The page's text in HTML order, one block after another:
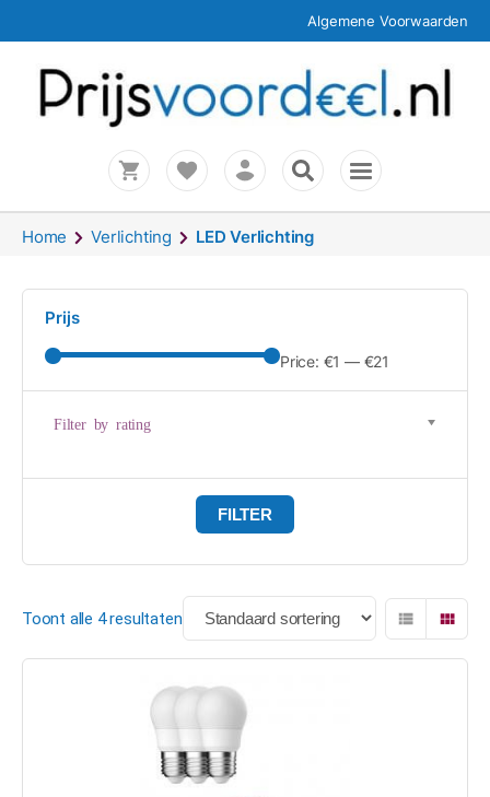
Algemene Voorwaarden
Home Verlichting LED Verlichting
Prijs
Price: €1 — €21
Filter by rating
FILTER
Toont alle 4 resultaten